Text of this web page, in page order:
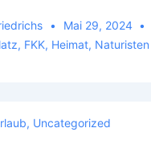
Mai 29, 2024
, FKK, Heimat, Naturisten
, Uncategorized